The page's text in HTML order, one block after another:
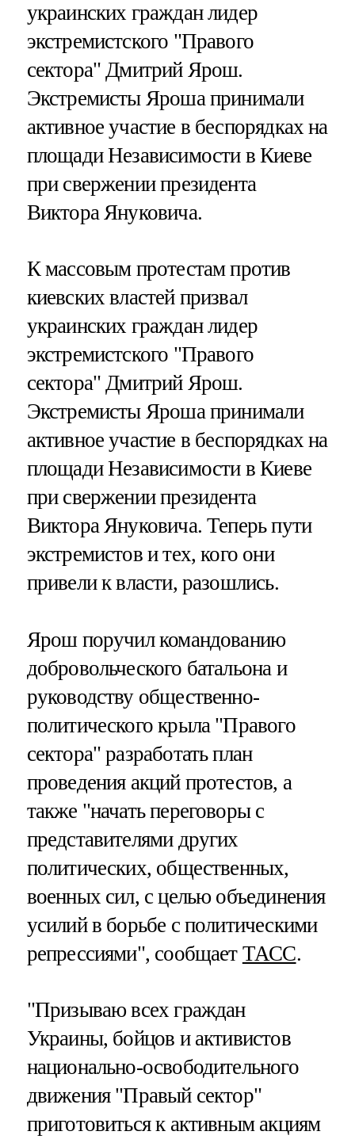
украинских граждан лидер
экстремистского "Правого
сектора" Дмитрий Ярош.
Экстремисты Яроша принимали
активное участие в беспорядках на
площади Независимости в Киеве
при свержении президента
Виктора Януковича.
К массовым протестам против
киевских властей призвал
украинских граждан лидер
экстремистского "Правого
сектора" Дмитрий Ярош.
Экстремисты Яроша принимали
активное участие в беспорядках на
площади Независимости в Киеве
при свержении президента
Виктора Януковича. Теперь пути
экстремистов и тех, кого они
привели к власти, разошлись.
Ярош поручил командованию
добровольческого батальона и
руководству общественно-
политического крыла "Правого
сектора" разработать план
проведения акций протестов, а
также "начать переговоры с
представителями других
политических, общественных,
военных сил, с целью объединения
усилий в борьбе с политическими
репрессиями", сообщает ТАСС.
"Призываю всех граждан
Украины, бойцов и активистов
национально-освободительного
движения "Правый сектор"
приготовиться к активным акциям